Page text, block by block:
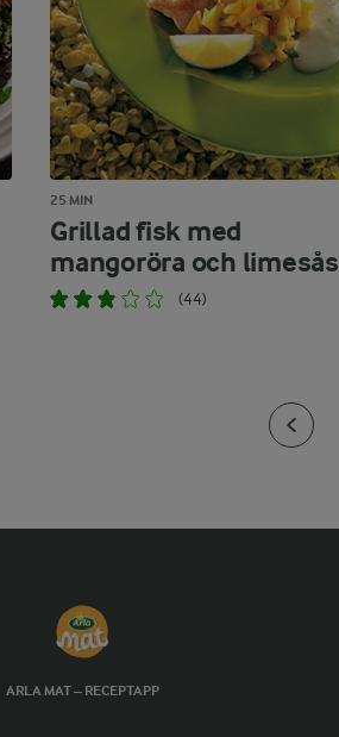
25 MIN
Grillad fisk med
mangoröra och limesås
(44)
ARLA MAT – RECEPTAPP